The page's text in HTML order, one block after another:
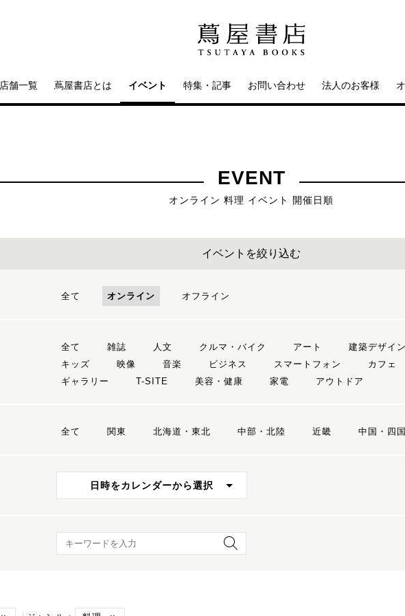
店舗一覧 蔦屋書店とは イベント 特集・記事 お問い合わせ 法人のお客様
EVENT
オンライン 料理 イベント 開催日順
イベントを絞り込む
全て オンライン オフライン
全て 雑誌 人文 クルマ・バイク アート 建築デザイン
キッズ
映像 音楽 ビジネス スマートフォン カフェ
ギャラリー
T-SITE 美容・健康 家電 アウトドア
全て 関東 北海道・東北 中部・北陸 近畿 中国・四国
日時をカレンダーから選択
キーワード検索